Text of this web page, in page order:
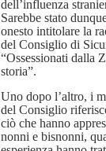
dell’influenza
Sarebbe stato
onesto intitolare la
del Consiglio di
“Ossessionati dalla
storia”.
Uno dopo l’altro, i
del Consiglio
ciò che hanno
nonni e bisnonni,